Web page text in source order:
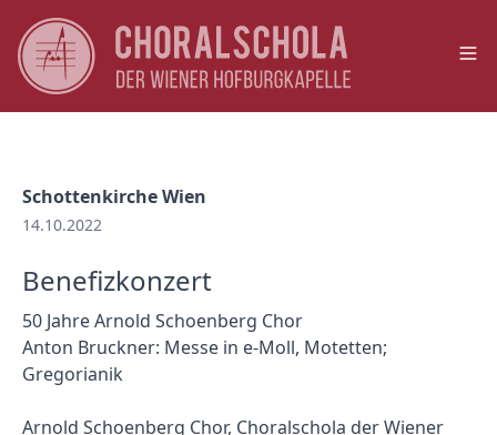
Schottenkirche Wien
14.10.2022
Benefizkonzert
50 Jahre Arnold Schoenberg Chor
Anton Bruckner: Messe in e-Moll, Motetten;
Gregorianik
Arnold Schoenberg Chor, Choralschola der Wiener